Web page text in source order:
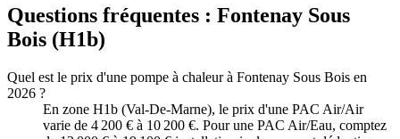
Questions fréquentes : Fontenay Sous
Bois (H1b)
Quel est le prix d'une pompe à chaleur à Fontenay Sous Bois en
2026 ?
En zone H1b (Val-De-Marne), le prix d'une PAC Air/Air
varie de 4 200 € à 10 200 €. Pour une PAC Air/Eau, comptez